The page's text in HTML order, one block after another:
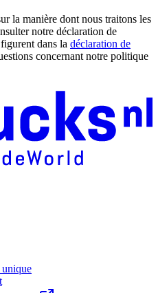
la manière dont nous traitons les
notre déclaration de
dans la déclaration de
concernant notre politique
unique